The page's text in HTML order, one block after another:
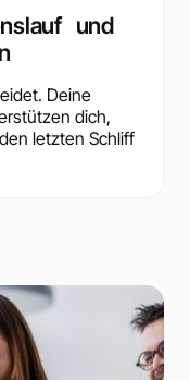
und
Deine
dich,
letzten Schliff